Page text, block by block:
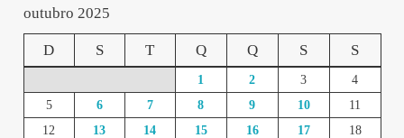
outubro 2025
D S T Q Q S S
1 2 3
4
5
6 7 8 9 10
11
12
13 14 15 16 17
18